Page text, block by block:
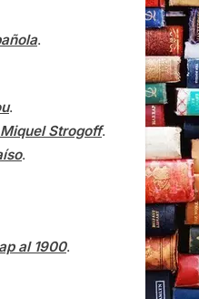
.
.
Strogoff.
.
al 1900.